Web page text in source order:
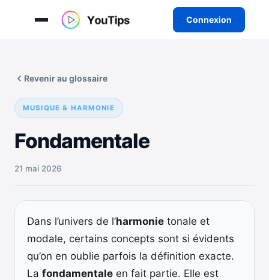
Connexion
contenu
MUSIQUE & HARMONIE
Fondamentale
Revenir au glossaire
21 mai 2026
Dans l’univers de l’harmonie tonale et
modale, certains concepts sont si évidents
qu’on en oublie parfois la définition exacte.
La fondamentale en fait partie. Elle est